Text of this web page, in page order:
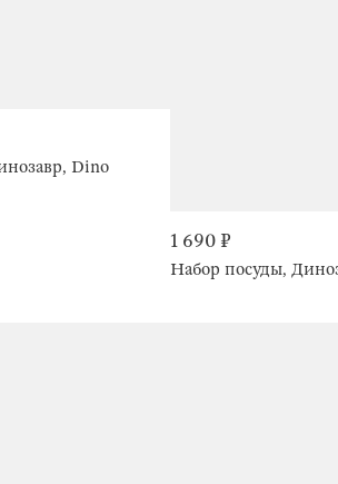
суповая, 15х4 см, Динозавр, Dino
1 690 ₽
Набор посуды,